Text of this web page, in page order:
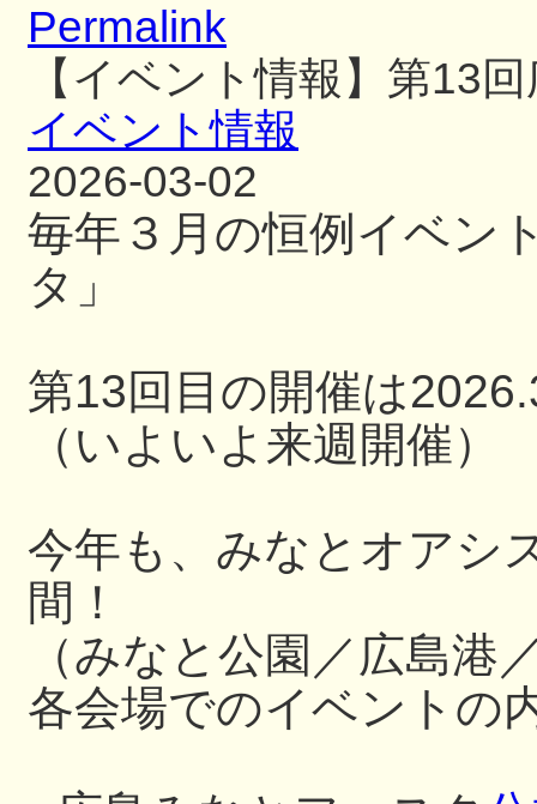
Permalink
【イベント情報】第13
イベント情報
2026-03-02
毎年３月の恒例イベン
タ」
第13回目の開催は
（いよいよ来週開催）
今年も、みなとオアシ
間！
（みなと公園／広島港
各会場でのイベントの